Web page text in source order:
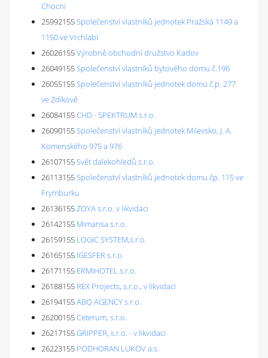
Chocni
25992155Společenství vlastníků jednotek Pražská 1149 a
1150 ve Vrchlabí
26026155Výrobně obchodní družstvo Kadov
26049155Společenství vlastníků bytového domu č.196
26055155Společenství vlastníků jednotek domu č.p. 277
ve Zdíkově
26084155CHD - SPEKTRUM s.r.o.
26090155Společenství vlastníků jednotek Milevsko, J. A.
Komenského 975 a 976
26107155Svět dalekohledů s.r.o.
26113155Společenství vlastníků jednotek domu čp. 115 ve
Frymburku
26136155ZOYA s.r.o. v likvidaci
26142155 Mimansa s.r.o.
26159155 LOGIC SYSTEM,s.r.o.
26165155 IGESFER s.r.o.
26171155 ERMIHOTEL s.r.o.
26188155 REX Projects, s.r.o., v likvidaci
26194155ABQ AGENCY s.r.o.
26200155Ceterum, s.r.o.
26217155GRIPPER, s.r.o. - v likvidaci
26223155 PODHORAN LUKOV a.s.